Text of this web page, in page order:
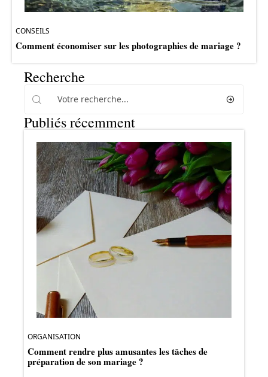
CONSEILS
Comment économiser sur les photographies de mariage ?
Recherche
Publiés récemment
ORGANISATION
Comment rendre plus amusantes les tâches de
préparation de son mariage ?